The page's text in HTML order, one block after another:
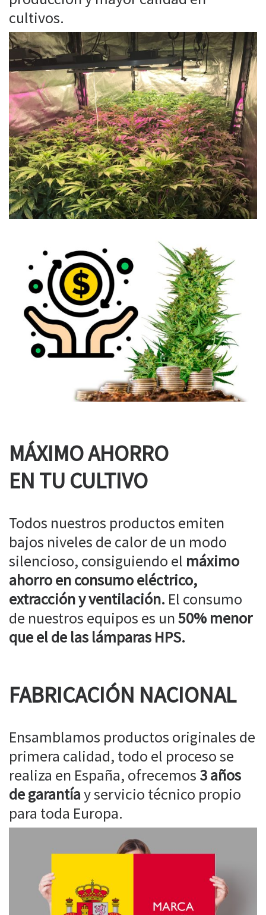
cultivos.
MÁXIMO AHORRO
EN TU CULTIVO
Todos nuestros productos emiten
bajos niveles de calor de un modo
silencioso, consiguiendo el máximo
ahorro en consumo eléctrico,
extracción y ventilación. El consumo
de nuestros equipos es un50% menor
que el de las lámparas HPS.
FABRICACIÓN NACIONAL
Ensamblamos productos originales de
primera calidad, todo el proceso se
realiza en España, ofrecemos 3 años
de garantíay servicio técnico propio
para toda Europa.